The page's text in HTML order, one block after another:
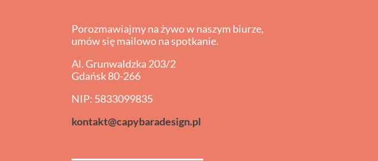
Porozmawiajmy na żywo w naszym biurze,
umów się mailowo na spotkanie.
Al. Grunwaldzka 203/2
Gdańsk 80-266
NIP: 5833099835
kontakt@capybaradesign.pl